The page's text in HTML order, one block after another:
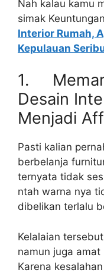
Nah kalau kamu
simak
Interior Rumah,
Kepulauan
1.
Desain
Menjadi
Pasti kalian
berbelanja
ternyata tidak
ntah warna nya
dibelikan terlalu
Kelalaian
namun juga
Karena